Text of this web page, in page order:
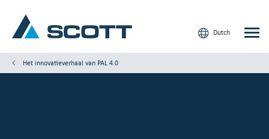
Dutch
Het innovatieverhaal van PAL 4.0